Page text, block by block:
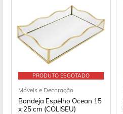
PRODUTO ESGOTADO
Móveis e Decoração
Bandeja Espelho Ocean 15
x 25 cm (COLISEU)